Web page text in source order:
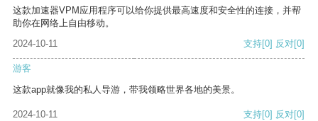
这款加速器VPM应用程序可以给你提供最高速度和安全性的连接，并帮
助你在网络上自由移动。
2024-10-11
支持[0] 反对[0]
游客
这款app就像我的私人导游，带我领略世界各地的美景。
2024-10-11 支持[0] 反对[0]